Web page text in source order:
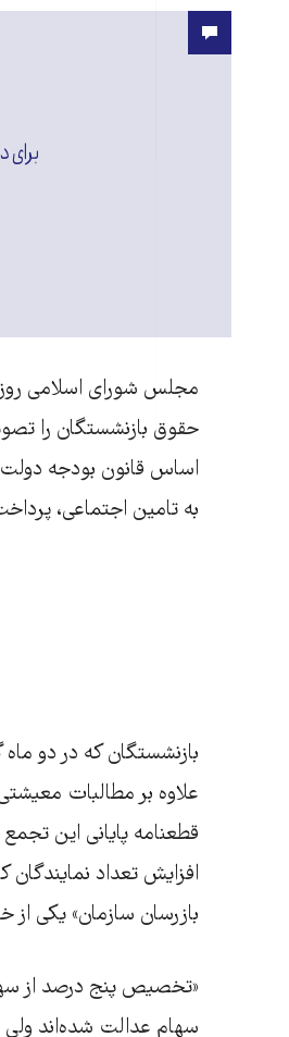
حقوق بازنشستگان را
اساس قانون بودجه دولت
به تامین اجتماعی،
بازنشستگان که در دو
علاوه بر مطالبات
قطعنامه پایانی این
افزایش تعداد
بازرسان سازمان» یکی
«تخصیص پنج درصد از
سهام عدالت شده‌اند ولی